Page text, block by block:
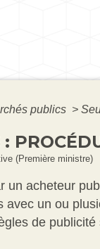
publics >
(Première ministre)
acheteur
un ou
de